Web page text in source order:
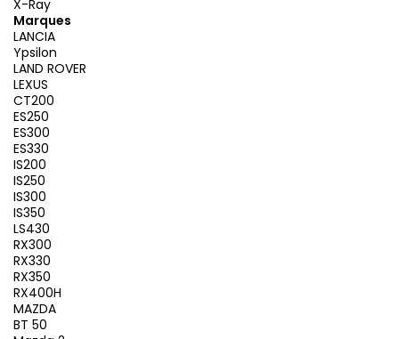
X-Ray
Marques
LANCIA
Ypsilon
LAND ROVER
LEXUS
CT200
ES250
ES300
ES330
IS200
IS250
IS300
IS350
LS430
RX300
RX330
RX350
RX400H
MAZDA
BT 50